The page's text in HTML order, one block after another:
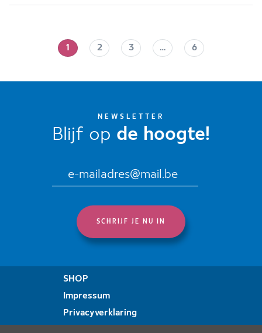
1 2 3 … 6
NEWSLETTER
Blijf op de hoogte!
SHOP
Impressum
Privacyverklaring